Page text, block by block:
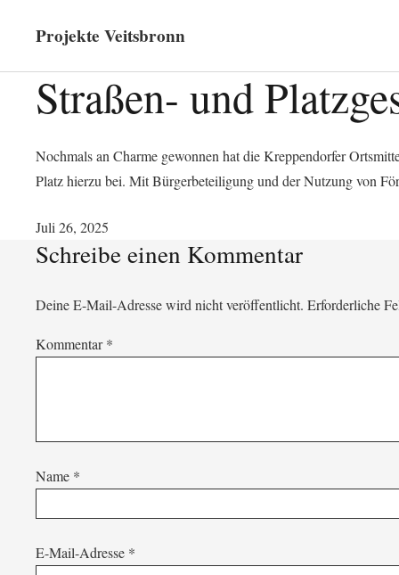
Projekte Veitsbronn
Straßen- und
Nochmals an Charme gewonnen hat die Kreppendorfer
Platz hierzu bei. Mit Bürgerbeteiligung und der Nutzung von
Juli 26, 2025
Schreibe einen Kommentar
Deine E-Mail-Adresse wird nicht veröffentlicht. Erforderliche
Kommentar*
Name *
E-Mail-Adresse *